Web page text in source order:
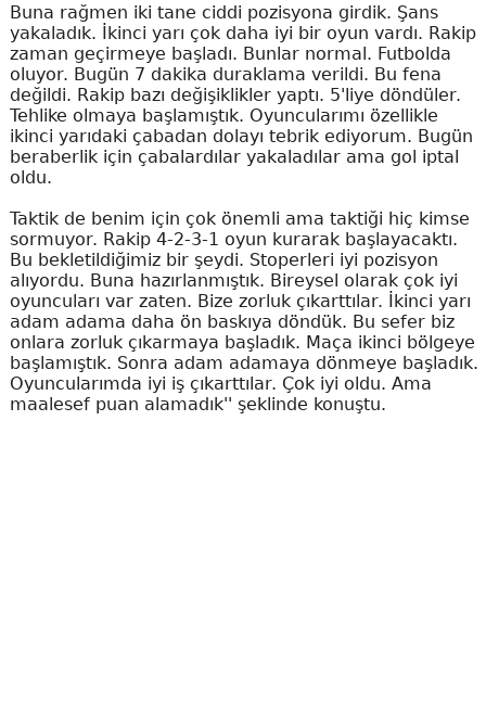
Buna rağmen iki tane ciddi pozisyona girdik. Şans
yakaladık. İkinci yarı çok daha iyi bir oyun vardı. Rakip
zaman geçirmeye başladı. Bunlar normal. Futbolda
oluyor. Bugün 7 dakika duraklama verildi. Bu fena
değildi. Rakip bazı değişiklikler yaptı. 5'liye döndüler.
Tehlike olmaya başlamıştık. Oyuncularımı özellikle
ikinci yarıdaki çabadan dolayı tebrik ediyorum. Bugün
beraberlik için çabalardılar yakaladılar ama gol iptal
oldu.
Taktik de benim için çok önemli ama taktiği hiç kimse
sormuyor. Rakip 4-2-3-1 oyun kurarak başlayacaktı.
Bu bekletildiğimiz bir şeydi. Stoperleri iyi pozisyon
alıyordu. Buna hazırlanmıştık. Bireysel olarak çok iyi
oyuncuları var zaten. Bize zorluk çıkarttılar. İkinci yarı
adam adama daha ön baskıya döndük. Bu sefer biz
onlara zorluk çıkarmaya başladık. Maça ikinci bölgeye
başlamıştık. Sonra adam adamaya dönmeye başladık.
Oyuncularımda iyi iş çıkarttılar. Çok iyi oldu. Ama
maalesef puan alamadık'' şeklinde konuştu.